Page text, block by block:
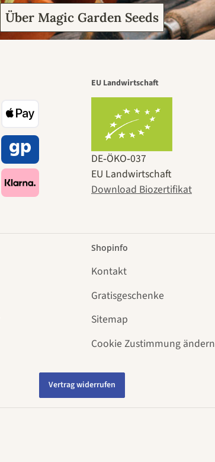
Über Magic Garden Seeds
EU Landwirtschaft
DE‑ÖKO‑037
EU Landwirtschaft
Download Biozertifikat
Shopinfo
Kontakt
Gratisgeschenke
Sitemap
Cookie Zustimmung ändern
Vertrag widerrufen